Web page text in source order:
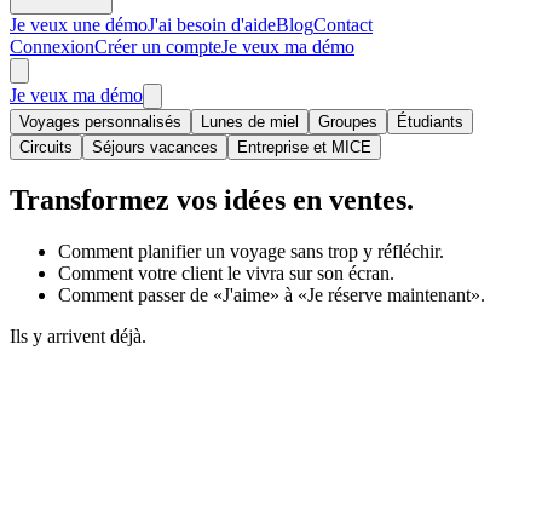
Je veux une démoJ'ai besoin d'aideBlogContact
ConnexionCréer un compteJe veux ma démo
Je veux ma démo
Voyages personnalisés Lunes de miel Groupes
Étudiants
Circuits
Séjours vacances Entreprise et MICE
Transformez vos idées en ventes.
Comment planifier un voyage sans trop y réfléchir.
Comment votre client le vivra sur son écran.
Comment passer de «J'aime» à «Je réserve maintenant».
Ils y arrivent déjà.